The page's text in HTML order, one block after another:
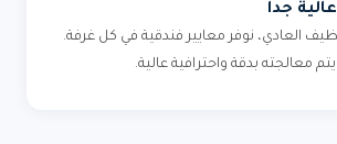
جداً
العادي، نوفر معايير فندقية في كل غرفة.
معالجته بدقة واحترافية عالية.